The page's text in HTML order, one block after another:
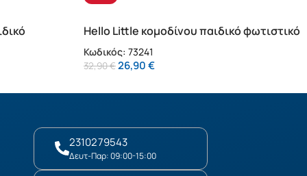
Hello Little κομοδίνου παιδικό φωτιστικό
(73241)
Κωδικός: 73241
32,90€26,90€
2310279543
Δευτ-Παρ: 09:00-15:00